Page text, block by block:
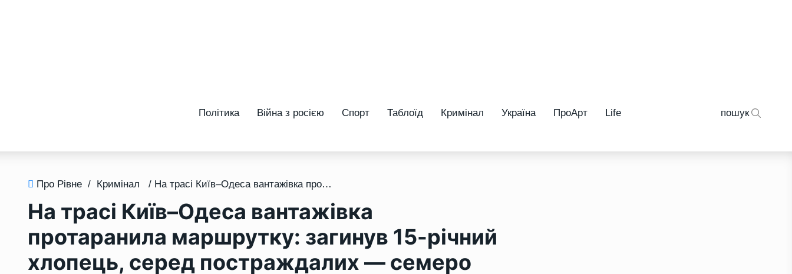
Політика Війна з росією Спорт Таблоїд Кримінал Україна ПроАрт Life пошук
Про Рівне / Кримінал / На трасі Київ–Одеса вантажівка протаранила маршрутку: загинув 15-річний хлопець, серед постраждалих — семеро дітей
На трасі Київ–Одеса вантажівка
протаранила маршрутку: загинув 15-річний
хлопець, серед постраждалих — семеро